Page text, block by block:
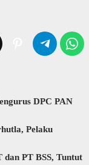
DPC PAN
Pelaku
PT BSS, Tuntut